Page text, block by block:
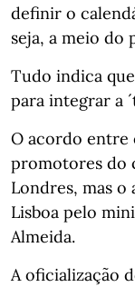
definir o
seja, a meio do
Tudo indica
para integrar a
O acordo entre
promotores do
Londres, mas
Lisboa pelo
Almeida.
A oficialização